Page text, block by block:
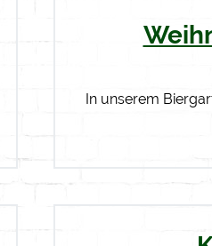
In unserem